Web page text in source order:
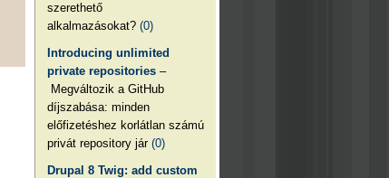
szerethető
alkalmazásokat?(0)
Introducing unlimited
private repositories –
Megváltozik a GitHub
díjszabása: minden
előfizetéshez korlátlan számú
privát repository jár(0)
Drupal 8 Twig: add custom